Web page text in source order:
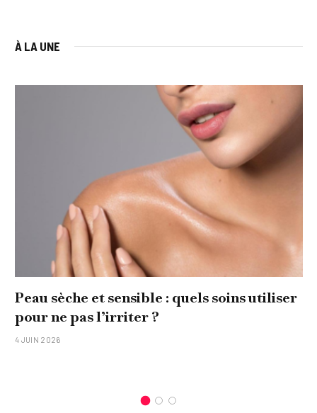
À LA UNE
Peau sèche et sensible : quels soins utiliser
pour ne pas l’irriter ?
4 JUIN 2026